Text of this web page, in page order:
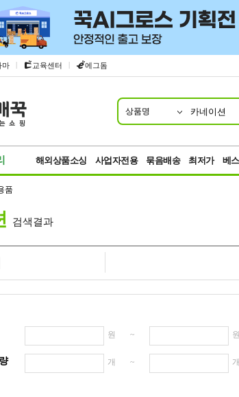
마 | 교육센터 | 에그돔
상품명
해외상품소싱 사업자전용 묶음배송 최저가 베
품
검색결과
원 ~
개 ~